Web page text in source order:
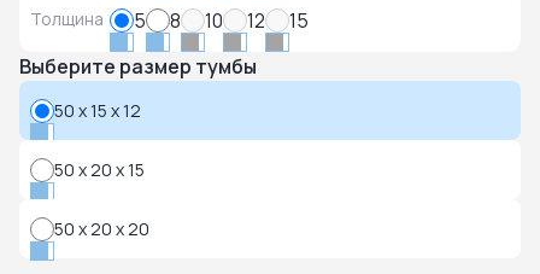
Толщина 5 8 10 12
15
Выберите размер тумбы
50 x 15 x 12
50 x 20 x 15
50 x 20 x 20